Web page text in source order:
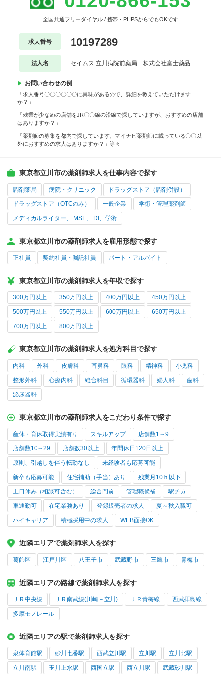
全国共通フリーダイヤル / 携帯・PHPSからでもOKです
求人番号 10197289
法人名 セイムス 立川病院前薬局 株式会社富士薬品
お問い合わせの例
「求人番号〇〇〇〇〇〇に興味があるので、詳細を教えていただけます
か？」
「残業が少なめの店舗をJR〇〇線の沿線で探していますが、おすすめの店舗
はありますか？」
「薬剤師の募集を都内で探しています。マイナビ薬剤師に載っている〇〇以
外におすすめの求人はありますか？」等々
東京都立川市の薬剤師求人を仕事内容で探す
調剤薬局 病院・クリニック ドラッグストア（調剤併設）
ドラッグストア（OTCのみ） 一般企業 学術・管理薬剤師
メディカルライター、 MSL、 DI、学術
東京都立川市の薬剤師求人を雇用形態で探す
正社員 契約社員・嘱託社員 パート・アルバイト
東京都立川市の薬剤師求人を年収で探す
300万円以上 350万円以上 400万円以上 450万円以上
500万円以上 550万円以上 600万円以上 650万円以上
700万円以上 800万円以上
東京都立川市の薬剤師求人を処方科目で探す
内科 外科 皮膚科 耳鼻科 眼科 精神科 小児科
整形外科 心療内科 総合科目 循環器科 婦人科 歯科
泌尿器科
東京都立川市の薬剤師求人をこだわり条件で探す
産休・育休取得実績有り スキルアップ 店舗数1～9
店舗数10～29 店舗数30以上 年間休日120日以上
原則、引越しを伴う転勤なし 未経験者も応募可能
新卒も応募可能 住宅補助（手当）あり 残業月10ｈ以下
土日休み（相談可含む） 総合門前 管理職候補 駅チカ
車通勤可 在宅業務あり 登録販売者の求人 夏～秋入職可
ハイキャリア 積極採用中の求人 WEB面接OK
近隣エリアで薬剤師求人を探す
葛飾区 江戸川区 八王子市 武蔵野市 三鷹市 青梅市
近隣エリアの路線で薬剤師求人を探す
ＪＲ中央線 ＪＲ南武線(川崎－立川) ＪＲ青梅線 西武拝島線
多摩モノレール
近隣エリアの駅で薬剤師求人を探す
泉体育館駅 砂川七番駅 西武立川駅 立川駅 立川北駅
立川南駅 玉川上水駅 西国立駅 西立川駅 武蔵砂川駅